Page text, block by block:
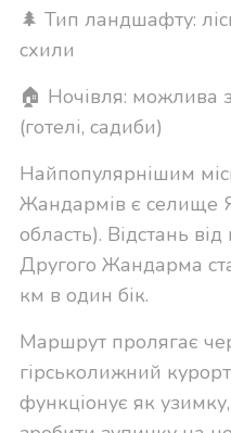
🌲 Тип ландшафту:
схили
🏠 Ночівля: можлива
(готелі, садиби)
Найпопулярнішим
Жандармів є селище
область). Відстань
Другого Жандарма
км в один бік.
Маршрут пролягає
гірськолижний
функціонує як узимку,